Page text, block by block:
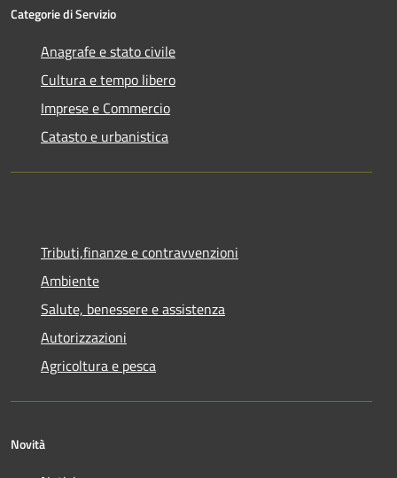
Categorie di Servizio
Anagrafe e stato civile
Cultura e tempo libero
Imprese e Commercio
Catasto e urbanistica
Tributi,finanze e contravvenzioni
Ambiente
Salute, benessere e assistenza
Autorizzazioni
Agricoltura e pesca
Novità